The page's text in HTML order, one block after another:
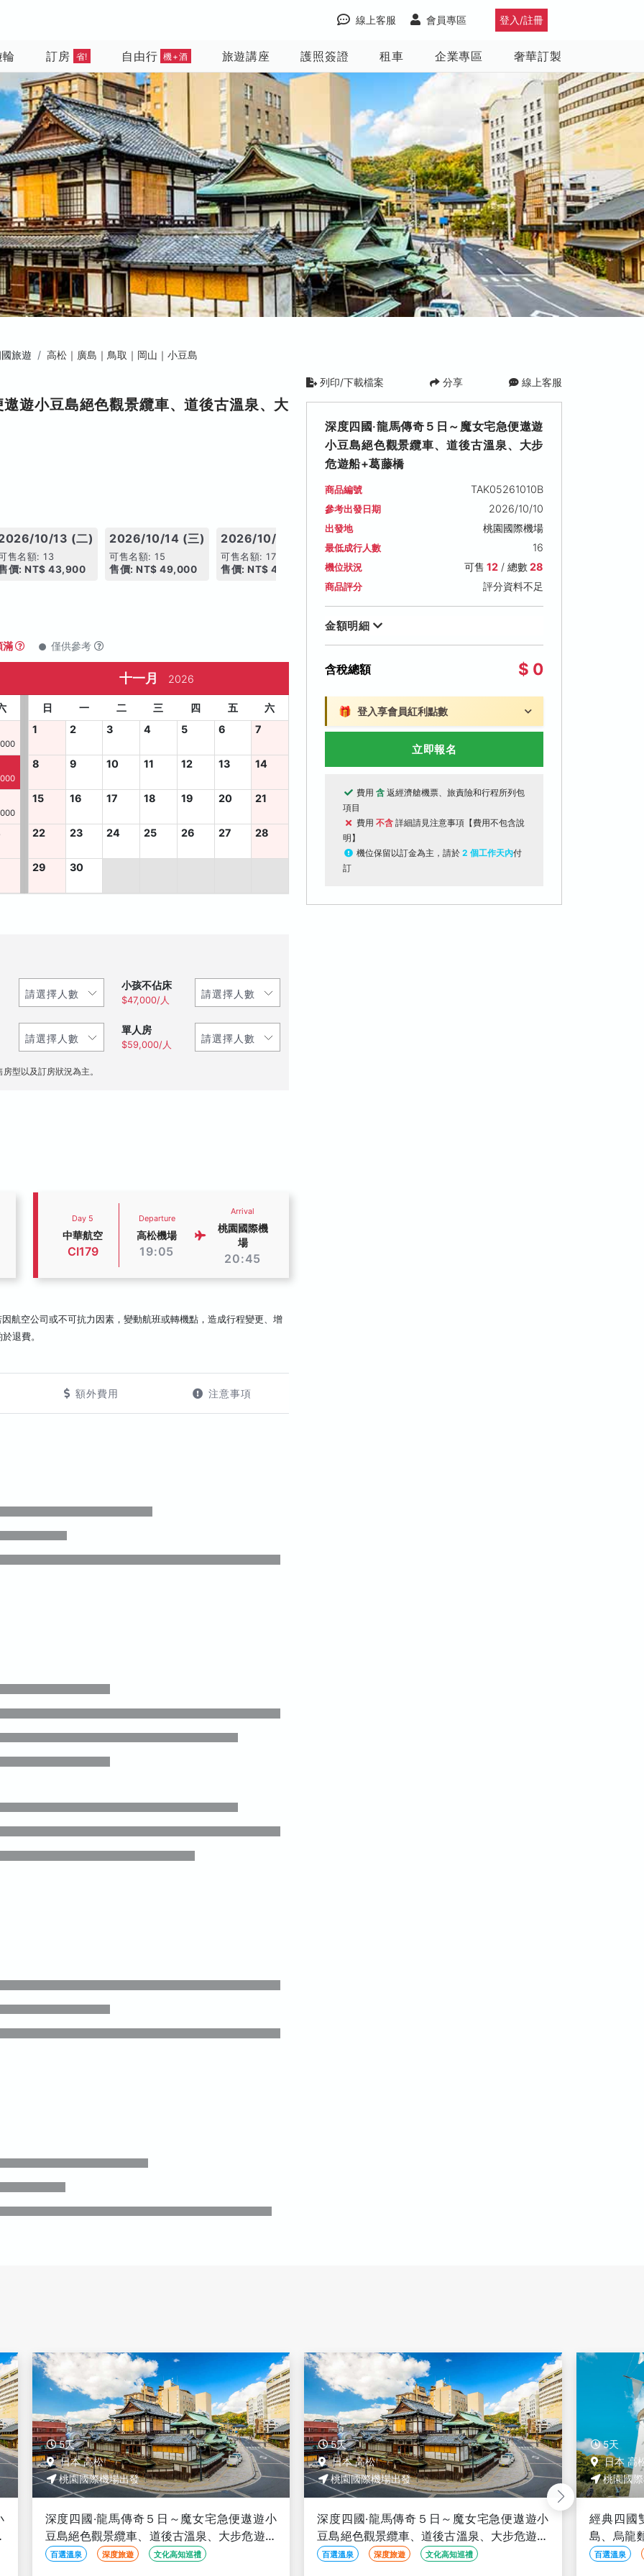
登入/註冊
會員專區
線上客服
訂房 省! 自由行 機+酒 旅遊講座 護照簽證 租車 企業專區 奢華訂製
旅遊 高松｜廣島｜鳥取｜岡山｜小豆島
遊小豆島絕色觀景纜車、道後古溫泉、大
10/13 (二)
售名額: 13
價: NT$ 43,900
2026/10/14 (三)
可售名額: 15
售價: NT$ 49,000
2026/10/17 (六)
可售名額: 17
售價: NT$ 49,000 售價: NT$ 43,900 售價: NT$ 43,900
滿 僅供參考
十一月 2026
日 一 二 三 四 五
六
1
2 3 4 5 6 7
8 9 10 11 12 13 14
15 16 17 18 19 20 21
22 23 24 25 26 27 28
29 30
小孩不佔床
$47,000/人
單人房
$59,000/人
型以及訂房狀況為主。
Day 5
中華航空
CI179
Departure
高松機場
19:05
Arrival
桃園國際機
場
20:45
航空公司或不可抗力因素，變動航班或轉機點，造成行程變更、增
退費。
額外費用 注意事項
列印/下載檔案 分享 線上客服
深度四國‧龍馬傳奇５日～魔女宅急便遨遊
小豆島絕色觀景纜車、道後古溫泉、大步
危遊船+葛藤橋
商品編號 TAK05261010B
參考出發日期 2026/10/10
出發地 桃園國際機場
最低成行人數 16
機位狀況 可售 12/ 總數28
商品評分 評分資料不足
金額明細
含稅總額 $ 0
🎁 登入享會員紅利點數
立即報名
費用 含 返經濟艙機票、旅責險和行程所列包
項目
費用 不含 詳細請見注意事項【費用不包含說
明】
機位保留以訂金為主，請於 2 個工作天內付
訂
5天
日本 高松
桃園國際機場出發
深度四國‧龍馬傳奇５日～魔女宅急便遨遊小
豆島絕色觀景纜車、道後古溫泉、大步危遊船
+葛藤橋
百選溫泉 深度旅遊 文化高知巡禮
5天
日本 高松
桃園國際機場出發
經典四國雙溫泉悠活５日－栗林公園、小豆
島、烏龍麵學校DIY、金刀比羅宮、絕美溪谷
寒霞溪、雙纜車、大步危遊船
百選溫泉 魔女宅急便 烏龍麵DIY
5天
日本 高
桃園國
深度四國
豆島絕色
+葛藤橋
百選溫泉